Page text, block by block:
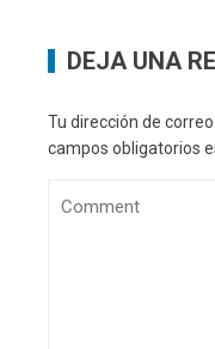
DEJA UNA
Tu dirección de
campos obligatorios